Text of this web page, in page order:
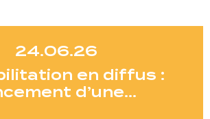
24.06.26
en diffus :
d’une…